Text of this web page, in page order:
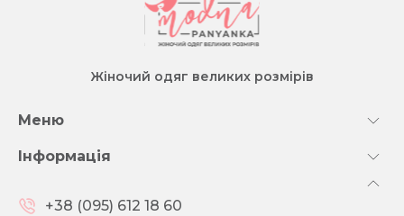
Жіночий одяг великих розмірів
Меню
Інформація
+38 (095) 612 18 60